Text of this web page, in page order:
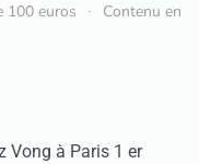
100 euros
Contenu en